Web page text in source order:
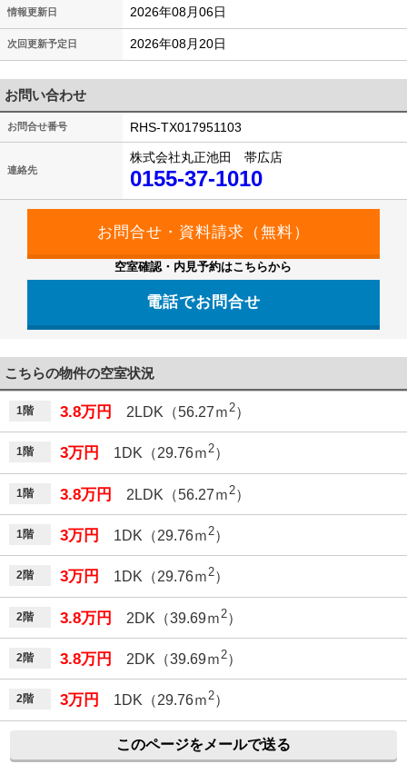
情報更新日 2026年08月06日
次回更新予定日 2026年08月20日
お問い合わせ
お問合せ番号 RHS-TX017951103
連絡先
株式会社丸正池田 帯広店
0155-37-1010
空室確認・内見予約はこちらから
電話でお問合せ
こちらの物件の空室状況
1階 3.8万円 2LDK（56.27ｍ2）
1階 3万円 1DK（29.76ｍ2）
1階 3.8万円 2LDK（56.27ｍ 2）
1階 3万円 1DK（29.76ｍ 2）
2階 3万円 1DK（29.76ｍ2）
2階 3.8万円 2DK（39.69ｍ 2）
2階 3.8万円 2DK（39.69ｍ 2）
2階 3万円 1DK（29.76ｍ2）
このページをメールで送る